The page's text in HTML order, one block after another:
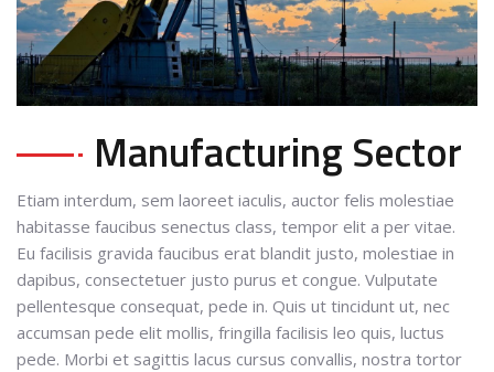
Manufacturing Sector
Etiam interdum, sem laoreet iaculis, auctor felis molestiae
habitasse faucibus senectus class, tempor elit a per vitae.
Eu facilisis gravida faucibus erat blandit justo, molestiae in
dapibus, consectetuer justo purus et congue. Vulputate
pellentesque consequat, pede in. Quis ut tincidunt ut, nec
accumsan pede elit mollis, fringilla facilisis leo quis, luctus
pede. Morbi et sagittis lacus cursus convallis, nostra tortor